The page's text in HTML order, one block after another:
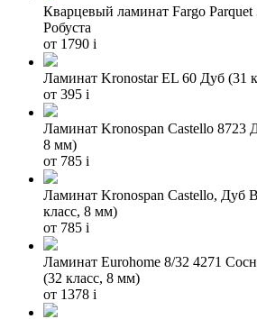
Кварцевый ламинат Fargo
Робуста
от 1790 i
Ламинат Kronostar EL 60 Дуб (31
от 395 i
Ламинат Kronospan Castello 8723
8 мм)
от 785 i
Ламинат Kronospan Castello, Дуб
класс, 8 мм)
от 785 i
Ламинат Eurohome 8/32 4271
(32 класс, 8 мм)
от 1378 i